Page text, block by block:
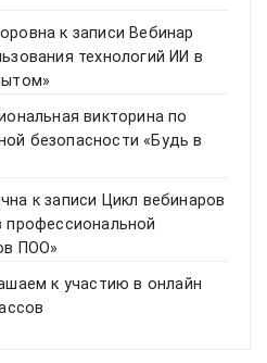
к записи Вебинар
технологий ИИ в
викторина по
безопасности «Будь в
к записи Цикл вебинаров
профессиональной
ПОО»
к участию в онлайн